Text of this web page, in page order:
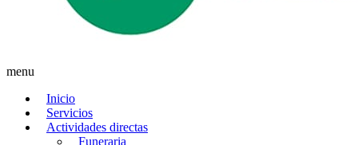
menu
Inicio
Servicios
Actividades directas
Funeraria